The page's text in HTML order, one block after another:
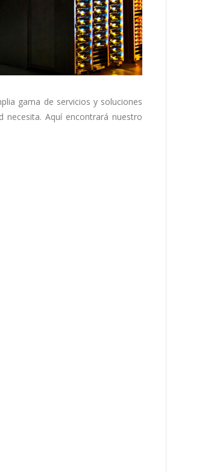
gama de servicios y soluciones
Aquí encontrará nuestro